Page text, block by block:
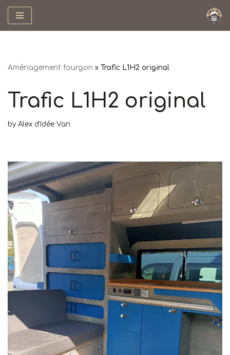
Aménagement fourgon » Trafic L1H2 original
Trafic L1H2 original
by Alex d'Idée Van